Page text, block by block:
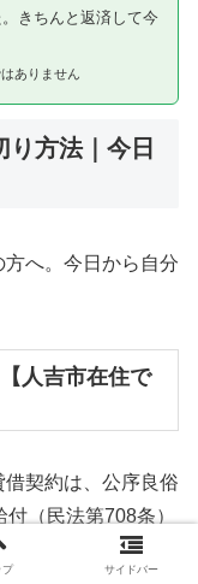
きちんと返済して今
ありません
り方法｜今日
へ。今日から自分
人吉市在住で
契約は、公序良俗
（民法第708条）
吉市在住であって
プ サイドバー